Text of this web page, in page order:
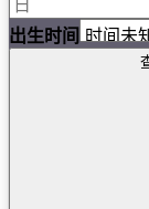
出生时间